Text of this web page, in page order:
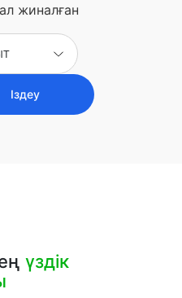
жиналған
Іздеу
үздік